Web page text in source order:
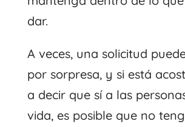
dar.
A veces, una solicitud
por sorpresa, y si está
a decir que sí a las
vida, es posible que no